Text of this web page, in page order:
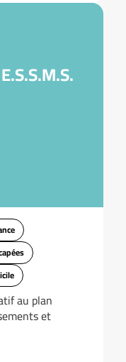
au plan
et